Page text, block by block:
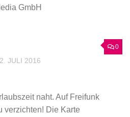
GmbH
0
2. JULI 2016
naht. Auf Freifunk
verzichten! Die Karte